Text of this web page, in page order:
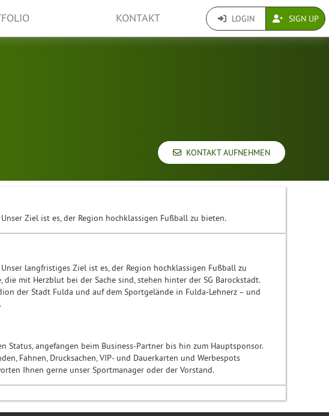
KONTAKT LOGIN SIGN UP
KONTAKT AUFNEHMEN
Ziel ist es, der Region hochklassigen Fußball zu bieten.
langfristiges Ziel ist es, der Region hochklassigen Fußball zu
mit Herzblut bei der Sache sind, stehen hinter der SG Barockstadt.
der Stadt Fulda und auf dem Sportgelände in Fulda-Lehnerz – und
Status, angefangen beim Business-Partner bis hin zum Hauptsponsor.
Fahnen, Drucksachen, VIP- und Dauerkarten und Werbespots
Ihnen gerne unser Sportmanager oder der Vorstand.